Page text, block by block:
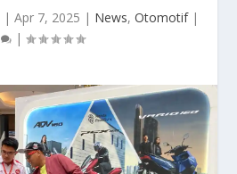
| Apr 7, 2025 | News, Otomotif|
|